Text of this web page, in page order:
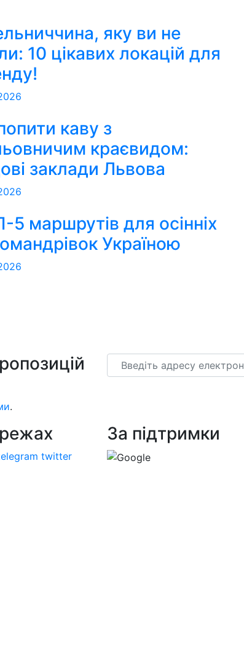
яку ви не
10 цікавих локацій для
каву з
краєвидом:
заклади Львова
5 маршрутів для осінніх
Україною
.
twitter
За підтримки